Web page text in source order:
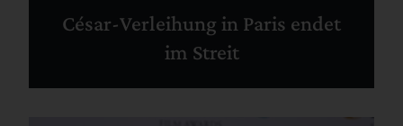
César-Verleihung in Paris endet
im Streit